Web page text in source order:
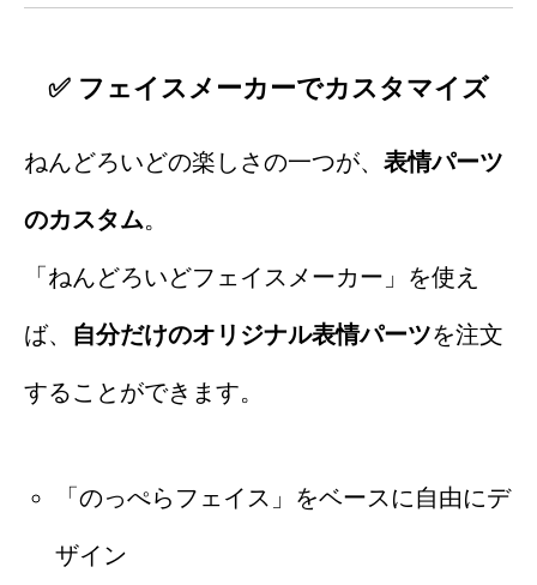
✅ フェイスメーカーでカスタマイズ
ねんどろいどの楽しさの一つが、 表情パーツ
のカスタム。
「ねんどろいどフェイスメーカー」を使え
ば、 自分だけのオリジナル表情パーツを注文
することができます。
「のっぺらフェイス」をベースに自由にデ
ザイン